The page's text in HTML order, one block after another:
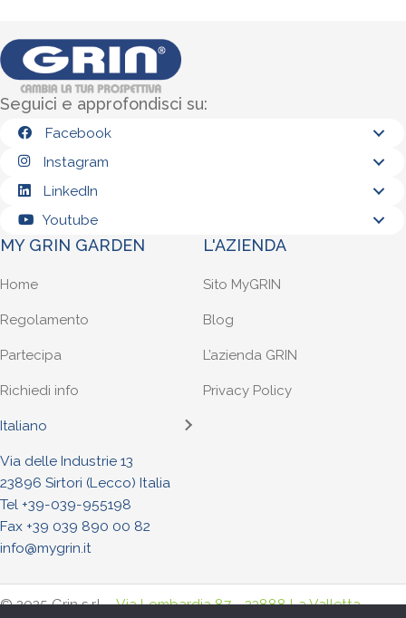
Seguici e approfondisci su:
Facebook
Instagram
LinkedIn
Youtube
MY GRIN GARDEN
Home
Regolamento
Partecipa
Richiedi info
Italiano
L'AZIENDA
Sito MyGRIN
Blog
L’azienda GRIN
Privacy Policy
Via delle Industrie 13
23896 Sirtori (Lecco) Italia
Tel +39-039-955198
Fax +39 039 890 00 82
info@mygrin.it
© 2025 Grin s.r.l. -Via Lombardia 87 - 23888 La Valletta